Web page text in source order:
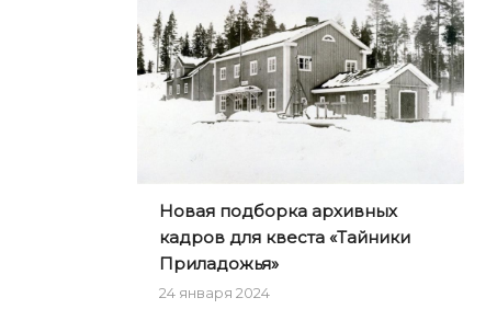
Новая подборка архивных
кадров для квеста «Тайники
Приладожья»
24 января 2024